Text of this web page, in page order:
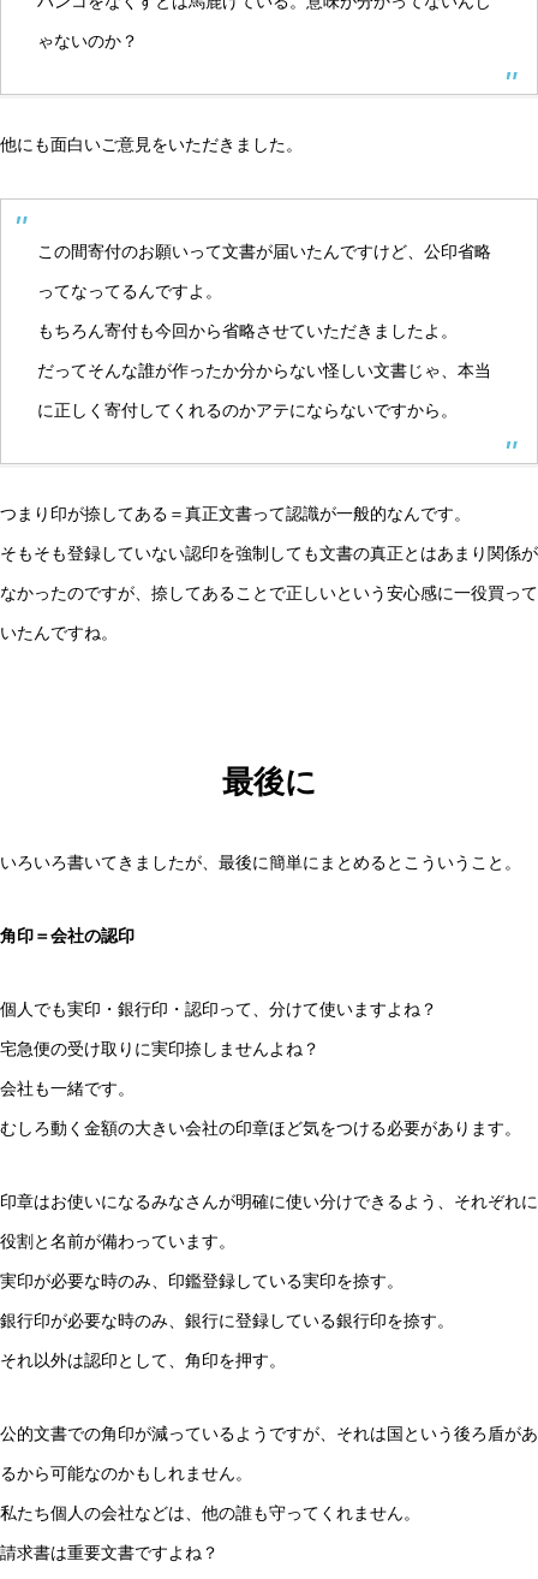
ゃないのか？
他にも面白いご意見をいただきました。
この間寄付のお願いって文書が届いたんですけど、公印省略
ってなってるんですよ。
もちろん寄付も今回から省略させていただきましたよ。
だってそんな誰が作ったか分からない怪しい文書じゃ、本当
に正しく寄付してくれるのかアテにならないですから。
つまり印が捺してある＝真正文書って認識が一般的なんです。
そもそも登録していない認印を強制しても文書の真正とはあまり関係が
なかったのですが、捺してあることで正しいという安心感に一役買って
いたんですね。
最後に
いろいろ書いてきましたが、最後に簡単にまとめるとこういうこと。
角印＝会社の認印
個人でも実印・銀行印・認印って、分けて使いますよね？
宅急便の受け取りに実印捺しませんよね？
会社も一緒です。
むしろ動く金額の大きい会社の印章ほど気をつける必要があります。
印章はお使いになるみなさんが明確に使い分けできるよう、それぞれに
役割と名前が備わっています。
実印が必要な時のみ、印鑑登録している実印を捺す。
銀行印が必要な時のみ、銀行に登録している銀行印を捺す。
それ以外は認印として、角印を押す。
公的文書での角印が減っているようですが、それは国という後ろ盾があ
るから可能なのかもしれません。
私たち個人の会社などは、他の誰も守ってくれません。
請求書は重要文書ですよね？